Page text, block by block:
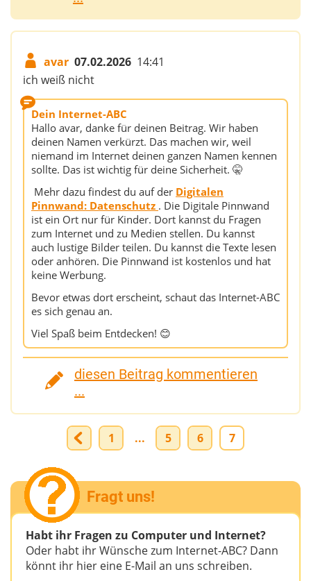
avar 07.02.2026 14:41
ich weiß nicht
Dein Internet-ABC
Hallo avar, danke für deinen Beitrag. Wir haben
deinen Namen verkürzt. Das machen wir, weil
niemand im Internet deinen ganzen Namen kennen
sollte. Das ist wichtig für deine Sicherheit. 🤫
Mehr dazu findest du auf der Digitalen
Pinnwand: Datenschutz . Die Digitale Pinnwand
ist ein Ort nur für Kinder. Dort kannst du Fragen
zum Internet und zu Medien stellen. Du kannst
auch lustige Bilder teilen. Du kannst die Texte lesen
oder anhören. Die Pinnwand ist kostenlos und hat
keine Werbung.
Bevor etwas dort erscheint, schaut das Internet-ABC
es sich genau an.
Viel Spaß beim Entdecken! 😊
diesen Beitrag kommentieren
...
1 ... 5 6 7
Fragt uns!
Habt ihr Fragen zu Computer und Internet?
Oder habt ihr Wünsche zum Internet-ABC? Dann
könnt ihr hier eine E-Mail an uns schreiben.